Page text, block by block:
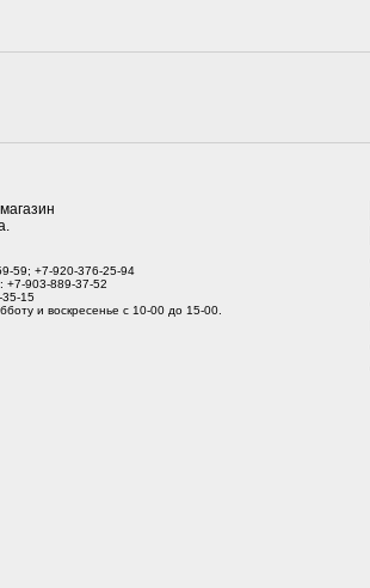
59; +7-920-376-25-94
+7-903-889-37-52
35-15
и воскресенье с 10-00 до 15-00.